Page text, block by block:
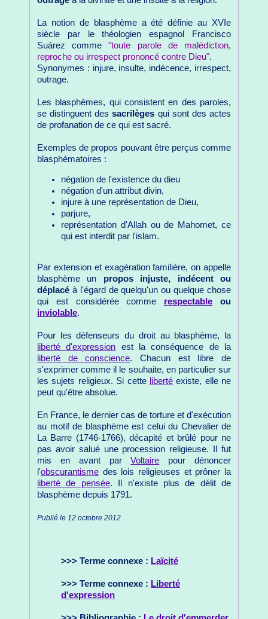
La notion de blasphème a été définie au XVIe
siècle par le théologien espagnol Francisco
Suárez comme"toute parole de malédiction,
reproche ou irrespect prononcé contre Dieu".
Synonymes : injure, insulte, indécence, irrespect,
outrage.
Les blasphèmes, qui consistent en des paroles,
se distinguent dessacrilèges qui sont des actes
de profanation de ce qui est sacré.
Exemples de propos pouvant être perçus comme
blasphématoires :
négation de l'existence du dieu
négation d'un attribut divin,
injure à une représentation de Dieu,
parjure,
représentation d'Allah ou de Mahomet, ce
qui est interdit par l'islam.
Par extension et exagération familière, on appelle
blasphème un propos injuste, indécent ou
déplacé à l'égard de quelqu'un ou quelque chose
qui est considérée comme respectable ou
inviolable.
Pour les défenseurs du droit au blasphème, la
liberté d'expression est la conséquence de la
liberté de conscience. Chacun est libre de
s'exprimer comme il le souhaite, en particulier sur
les sujets religieux. Si cette libertéexiste, elle ne
peut qu'être absolue.
En France, le dernier cas de torture et d'exécution
au motif de blasphème est celui du Chevalier de
La Barre (1746-1766), décapité et brûlé pour ne
pas avoir salué une procession religieuse. Il fut
mis en avant parVoltaire pour dénoncer
l'obscurantisme des lois religieuses et prôner la
liberté de pensée. Il n'existe plus de délit de
blasphème depuis 1791.
Publié le 12 octobre 2012
>>> Terme connexe : Laïcité
>>> Terme connexe : Liberté
d'expression